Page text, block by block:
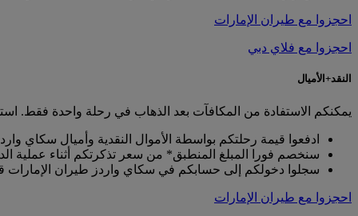
احجزوا مع طيران الإمارات
احجزوا مع فلاي دبي
النقد+الأميال
يمكنكم الاستفادة من المكافآت بعد الذهاب في رحلة واحدة فقط.
ادفعوا قيمة رحلتكم بواسطة الأموال النقدية وأميال سكاي
سنخصم فورا المبلغ المنطبق* من سعر تذكرتكم أثناء عملية
سجلوا دخولكم إلى حسابكم في سكاي واردز طيران الإمارات
احجزوا مع طيران الإمارات